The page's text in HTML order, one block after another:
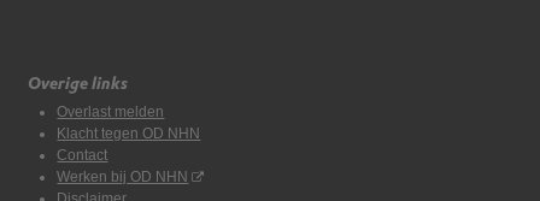
Overige links
Overlast melden
Klacht tegen OD NHN
Contact
Werken bij OD NHN